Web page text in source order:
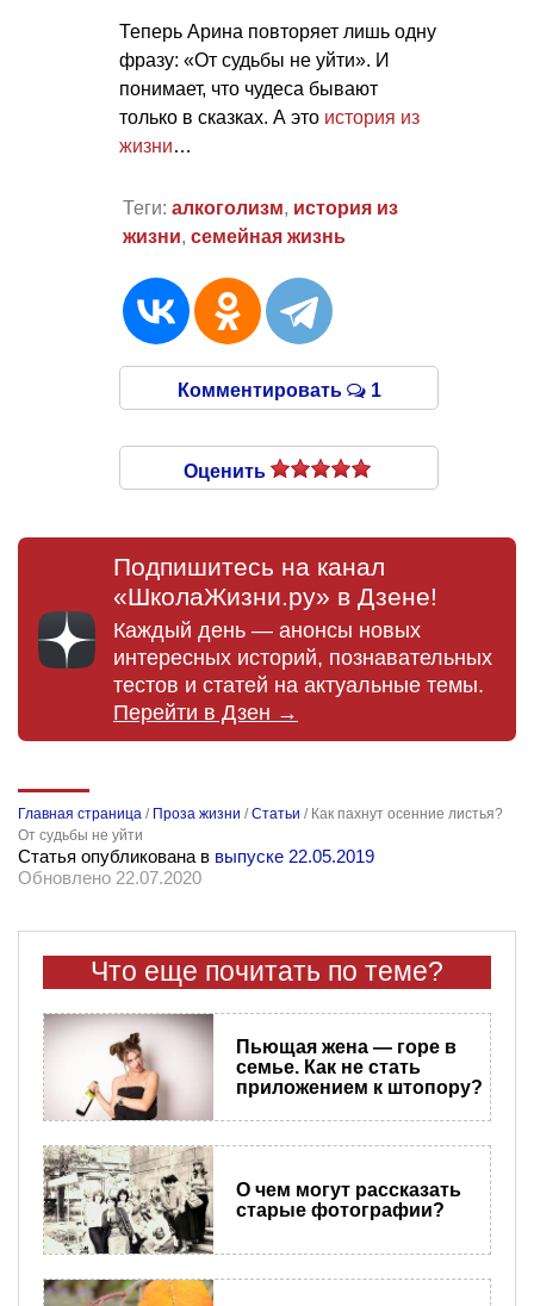
Теперь Арина повторяет лишь одну
фразу: «От судьбы не уйти». И
понимает, что чудеса бывают
только в сказках. А это история из
жизни…
Теги: алкоголизм, история из
жизни, семейная жизнь
Комментировать 1
Оценить
Подпишитесь на канал
«ШколаЖизни.ру» в Дзене!
Каждый день — анонсы новых
интересных историй, познавательных
тестов и статей на актуальные темы.
Перейти в Дзен →
Главная страница / Проза жизни /Статьи / Как пахнут осенние листья?
От судьбы не уйти
Статья опубликована в выпуске 22.05.2019
Обновлено 22.07.2020
Что еще почитать по теме?
Пьющая жена — горе в
семье. Как не стать
приложением к штопору?
О чем могут рассказать
старые фотографии?